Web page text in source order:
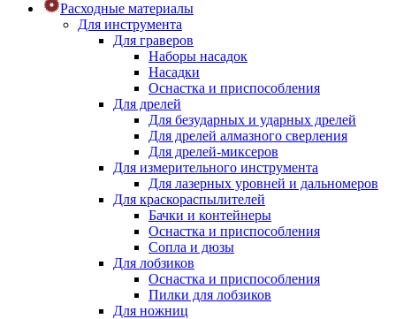
Расходные материалы
Для инструмента
Для граверов
Наборы насадок
Насадки
Оснастка и приспособления
Для дрелей
Для безударных и ударных дрелей
Для дрелей алмазного сверления
Для дрелей-миксеров
Для измерительного инструмента
Для лазерных уровней и дальномеров
Для краскораспылителей
Бачки и контейнеры
Оснастка и приспособления
Сопла и дюзы
Для лобзиков
Оснастка и приспособления
Пилки для лобзиков
Для ножниц